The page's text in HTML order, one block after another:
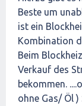
Beste um
ist ein
Kombination
Beim
Verkauf des
bekommen.
ohne Gas/ Öl